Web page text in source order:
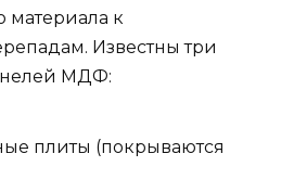
материала к
Известны три
МДФ:
плиты (покрываются